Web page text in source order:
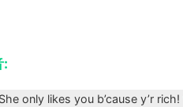
:
only likes you b’cause y’r rich!